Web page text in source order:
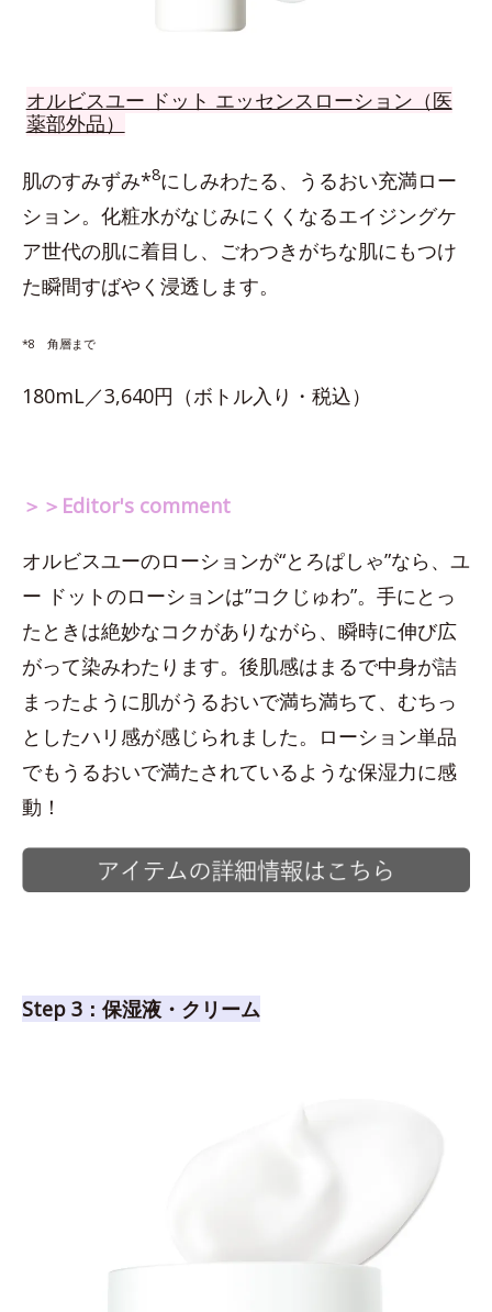
オルビスユー ドット エッセンスローション（医
薬部外品）
肌のすみずみ*8にしみわたる、うるおい充満ロー
ション。化粧水がなじみにくくなるエイジングケ
ア世代の肌に着目し、ごわつきがちな肌にもつけ
た瞬間すばやく浸透します。
*8 角層まで
180mL／3,640円（ボトル入り・税込）
＞＞Editor's comment
オルビスユーのローションが“とろぱしゃ”なら、ユ
ー ドットのローションは”コクじゅわ”。手にとっ
たときは絶妙なコクがありながら、瞬時に伸び広
がって染みわたります。後肌感はまるで中身が詰
まったように肌がうるおいで満ち満ちて、むちっ
としたハリ感が感じられました。ローション単品
でもうるおいで満たされているような保湿力に感
動！
Step 3：保湿液・クリーム